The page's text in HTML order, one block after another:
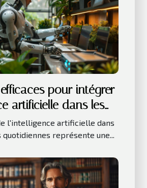
pour intégrer
artificielle dans les
l'intelligence artificielle dans
représente une...